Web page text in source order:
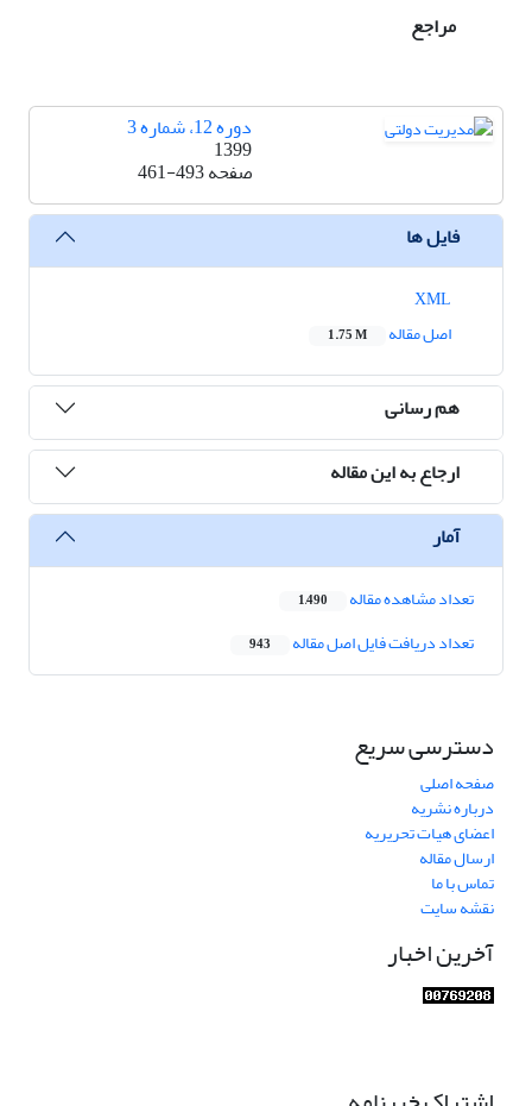
مراجع
دوره 12، شماره 3
1399
صفحه461-493
فایل ها
اصل مقاله
1.75 M
هم رسانی
ارجاع به این مقاله
آمار
تعداد مشاهده مقاله 1,490
تعداد دریافت فایل اصل مقاله 943
دسترسی سریع
صفحه اصلی
درباره نشریه
اعضای هیات تحریریه
ارسال مقاله
تماس با ما
نقشه سایت
آخرین اخبار